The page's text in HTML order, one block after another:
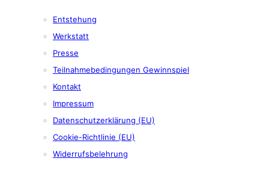
Entstehung
Werkstatt
Presse
Teilnahmebedingungen Gewinnspiel
Kontakt
Impressum
Datenschutzerklärung (EU)
Cookie-Richtlinie (EU)
Widerrufsbelehrung